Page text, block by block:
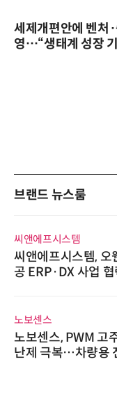
세제개편안에 벤처
영…“생태계 성장
브랜드 뉴스룸
디에스앤지
디에스
26' 참
와이즈
수집 데